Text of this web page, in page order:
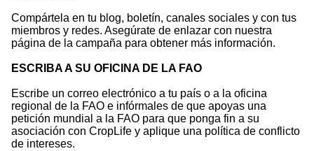
Compártela en tu blog, boletín, canales sociales y con tus
miembros y redes. Asegúrate de enlazar con nuestra
página de la campaña para obtener más información.
ESCRIBA A SU OFICINA DE LA FAO
Escribe un correo electrónico a tu país o a la oficina
regional de la FAO e infórmales de que apoyas una
petición mundial a la FAO para que ponga fin a su
asociación con CropLife y aplique una política de conflicto
de intereses.